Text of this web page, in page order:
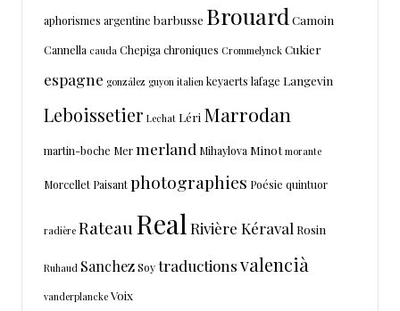
aphorismes argentine barbusse Brouard Camoin
Cannella cauda Chepigachroniques Crommelynck Cukier
espagne gonzález guyon italien keyaerts lafage Langevin
Leboissetier Lechat Léri Marrodan
martin-boche Mermerland Mihaylova Minot morante
Morcellet Paisantphotographies Poésie quintuor
radière RateauReal Rivière Kéraval Rosin
Ruhaud SanchezSoytraductionsvalencià
vanderplancke Voix